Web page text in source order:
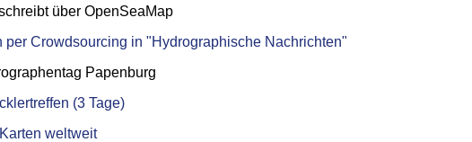
über OpenSeaMap
per Crowdsourcing in "Hydrographische Nachrichten"
Papenburg
(3 Tage)
weltweit